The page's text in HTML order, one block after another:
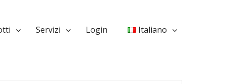
Servizi Login Italiano